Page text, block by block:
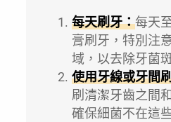
每天刷牙：每天
膏刷牙，特別注
域，以去除牙菌
使用牙線或牙間
刷清潔牙齒之間
確保細菌不在這